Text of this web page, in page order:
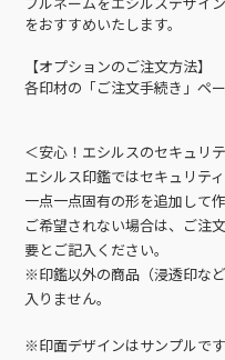
をおすすめいたします。
【オプションのご注文方法】
各印材の「ご注文手続き」ペ
＜安心！エシルスのセキュリ
エシルス印鑑ではセキュリテ
一点一点固有の形を追加して作
ご希望されない場合は、ご注
要とご記入ください。
※印鑑以外の商品（浸透印な
入りません。
※印面デザインはサンプルで